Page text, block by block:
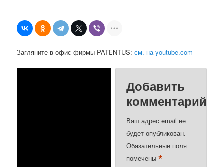
Загляните в офис фирмы PATENTUS:см. на youtube.com
Добавить
комментарий
Ваш адрес email не
будет опубликован.
Обязательные поля
помечены*